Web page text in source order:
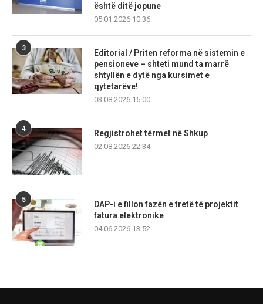
është ditë jopune
05.01.2026 10:36
3
Editorial / Priten reforma në sistemin e
pensioneve – shteti mund ta marrë
shtyllën e dytë nga kursimet e
qytetarëve!
03.08.2026 15:00
4
Regjistrohet tërmet në Shkup
02.08.2026 22:34
5
DAP-i e fillon fazën e tretë të projektit
fatura elektronike
04.06.2026 13:52